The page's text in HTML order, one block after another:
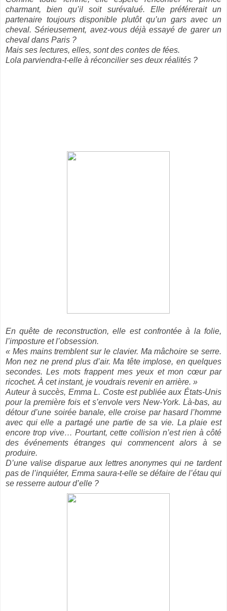
charmant, bien qu’il soit surévalué. Elle préférerait un
partenaire toujours disponible plutôt qu’un gars avec un
cheval. Sérieusement, avez-vous déjà essayé de garer un
cheval dans Paris ?
Mais ses lectures, elles, sont des contes de fées.
Lola parviendra-t-elle à réconcilier ses deux réalités ?
En quête de reconstruction, elle est confrontée à la folie,
l’imposture et l’obsession.
« Mes mains tremblent sur le clavier. Ma mâchoire se serre.
Mon nez ne prend plus d’air. Ma tête implose, en quelques
secondes. Les mots frappent mes yeux et mon cœur par
ricochet. À cet instant, je voudrais revenir en arrière. »
Auteur à succès, Emma L. Coste est publiée aux États-Unis
pour la première fois et s’envole vers New-York. Là-bas, au
détour d’une soirée banale, elle croise par hasard l’homme
avec qui elle a partagé une partie de sa vie. La plaie est
encore trop vive… Pourtant, cette collision n’est rien à côté
des événements étranges qui commencent alors à se
produire.
D’une valise disparue aux lettres anonymes qui ne tardent
pas de l’inquiéter, Emma saura-t-elle se défaire de l’étau qui
se resserre autour d’elle ?